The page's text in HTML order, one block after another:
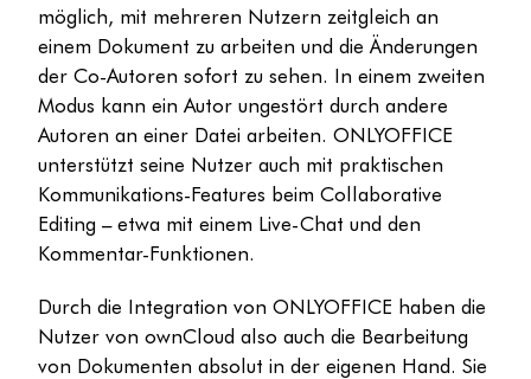
möglich, mit mehreren Nutzern zeitgleich an
einem Dokument zu arbeiten und die Änderungen
der Co-Autoren sofort zu sehen. In einem zweiten
Modus kann ein Autor ungestört durch andere
Autoren an einer Datei arbeiten. ONLYOFFICE
unterstützt seine Nutzer auch mit praktischen
Kommunikations-Features beim Collaborative
Editing – etwa mit einem Live-Chat und den
Kommentar-Funktionen.
Durch die Integration von ONLYOFFICE haben die
Nutzer von ownCloud also auch die Bearbeitung
von Dokumenten absolut in der eigenen Hand. Sie